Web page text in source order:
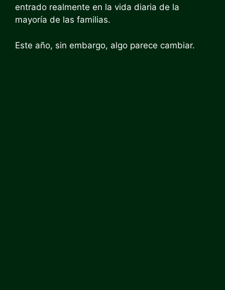
entrado realmente en la vida diaria de la
mayoría de las familias.
Este año, sin embargo, algo parece cambiar.